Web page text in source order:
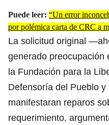
Puede leer: “Un error
por polémica carta de CRC a
La solicitud original
generado preocupación
la Fundación para la
Defensoría del Pueblo
manifestaran reparos
requerimiento,